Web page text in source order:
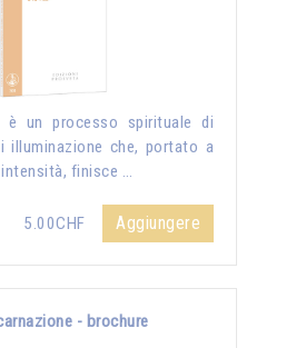
è un processo spirituale di
illuminazione che, portato a
finisce …
5.00CHF Aggiungere
- brochure